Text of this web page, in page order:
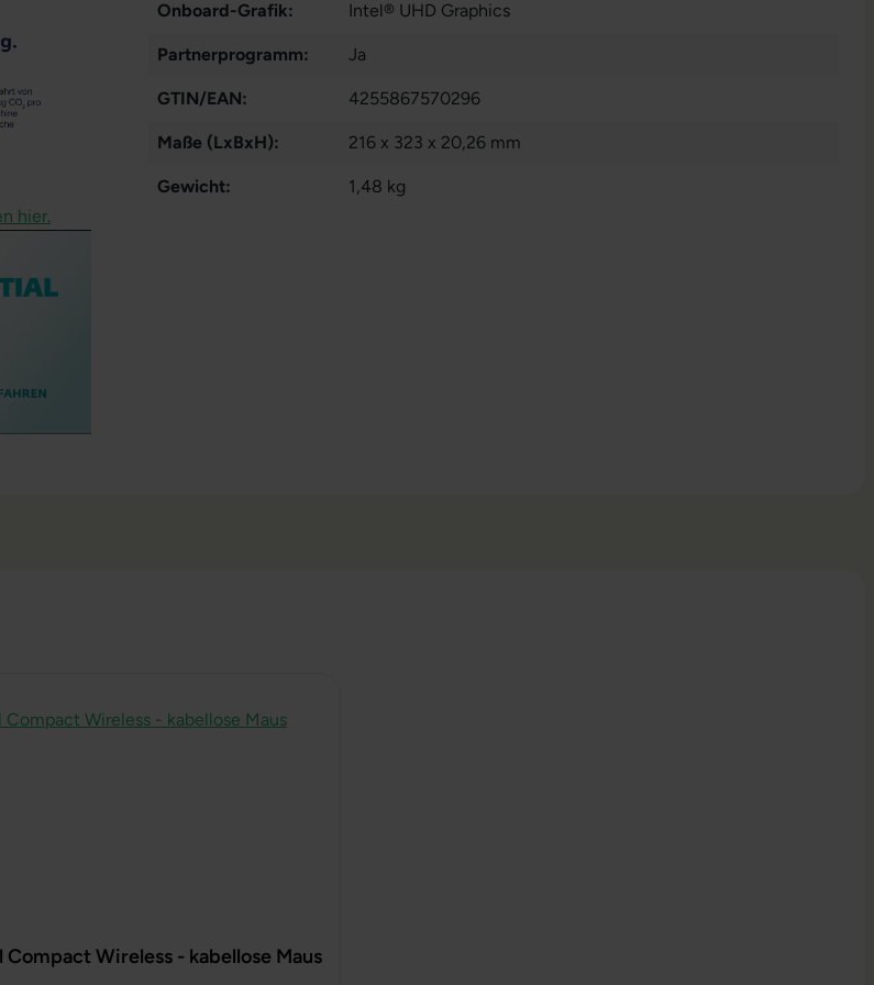
hier.
Onboard-Grafik: Intel® UHD Graphics
Partnerprogramm: Ja
GTIN/EAN: 4255867570296
Maße (LxBxH): 216 x 323 x 20,26 mm
Gewicht: 1,48 kg
Compact Wireless - kabellose Maus